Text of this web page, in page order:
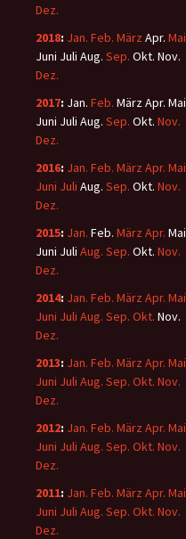
Dez.
2018: Jan. Feb. März Apr. Mai
Juni Juli Aug. Sep. Okt. Nov.
Dez.
2017: Jan. Feb. MärzApr. Mai
Juni Juli Aug. Sep. Okt. Nov.
Dez.
2016: Jan. Feb. März Apr. Mai
Juni Juli Aug. Sep. Okt. Nov.
Dez.
2015: Jan. Feb. März Apr. Mai
Juni Juli Aug. Sep. Okt. Nov.
Dez.
2014: Jan. Feb. März Apr. Mai
Juni Juli Aug. Sep. Okt. Nov.
Dez.
2013: Jan. Feb. März Apr. Mai
Juni Juli Aug. Sep. Okt. Nov.
Dez.
2012: Jan. Feb. März Apr. Mai
Juni Juli Aug. Sep. Okt. Nov.
Dez.
2011: Jan. Feb. März Apr. Mai
Juni Juli Aug. Sep. Okt. Nov.
Dez.